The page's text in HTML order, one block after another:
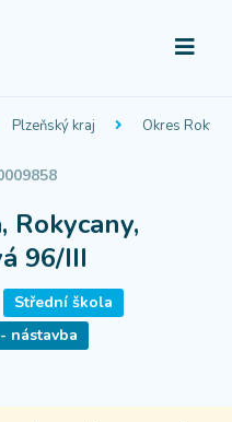
Plzeňský kraj Okres
Rokycany,
96/III
Střední škola
nástavba